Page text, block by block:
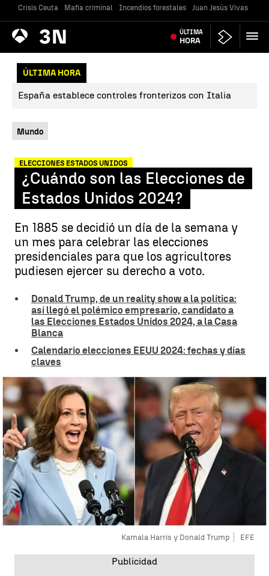
Crisis Ceuta Mafia criminal Incendios forestales Juan Jesús Vivas
Antena
3 Noticias ÚLTIMA
HORA
ÚLTIMA HORA
España establece controles fronterizos con Italia
Mundo
ELECCIONES ESTADOS UNIDOS
¿Cuándo son las Elecciones de
Estados Unidos 2024?
En 1885 se decidió un día de la semana y
un mes para celebrar las elecciones
presidenciales para que los agricultores
pudiesen ejercer su derecho a voto.
Donald Trump, de un reality show a la política:
así llegó el polémico empresario, candidato a
las Elecciones Estados Unidos 2024, a la Casa
Blanca
Calendario elecciones EEUU 2024: fechas y días
claves
Kamala Harris y Donald Trump EFE